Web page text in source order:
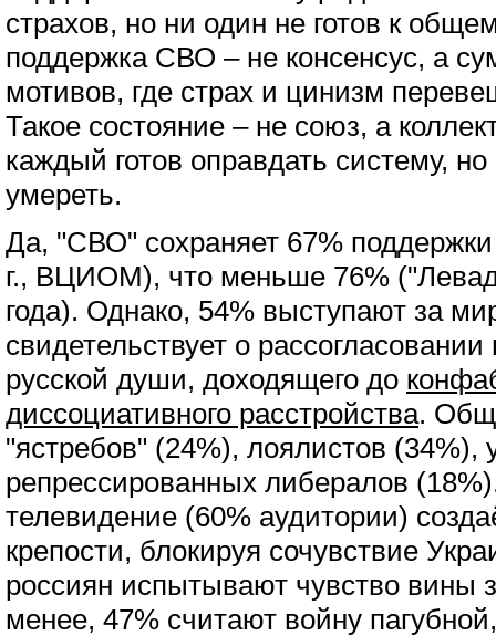
страхов, но ни один не готов к
поддержка СВО – не консенсус, а
мотивов, где страх и цинизм
Такое состояние – не союз, а
каждый готов оправдать систему, но
умереть.
Да, "СВО" сохраняет 67% поддержки
г., ВЦИОМ), что меньше 76%
года). Однако, 54% выступают за
свидетельствует о рассогласовании
русской души, доходящего до
диссоциативного расстройства.
"ястребов" (24%), лоялистов
репрессированных либералов
телевидение (60% аудитории)
крепости, блокируя сочувствие
россиян испытывают чувство вины
менее, 47% считают войну